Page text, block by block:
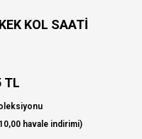
KOL SAATİ
TL
havale indirimi)